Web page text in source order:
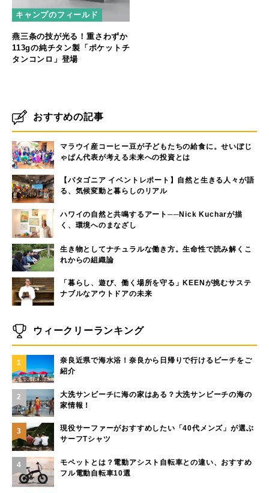
キャンプのフィールド
燕三条の技が光る！重さわずか
113gの純チタン製「ポケットチ
タンコンロ」登場
おすすめの記事
マラウイ産コーヒー豆が子どもたちの給食に。せいぼじ
ゃぱん代表が考える未来への投資とは
【パタゴニア イベントレポート】自然と生きる人々が語
る、気候変動と暮らしのリアル
ハワイの自然と共鳴するアート──Nick Kucharが描
く、環境へのまなざし
生き物としてナチュラルな働き方。生命性で読み解くこ
れからの組織論
「暮らし、遊び、働く場所を守る」KEENが挑むサステ
ナブルなアウトドアの未来
ウィークリーランキング
1
奈良近県で海水浴！奈良から日帰りで行けるビーチをご
紹介
2
大洗サンビーチに海の家はある？大洗サンビーチの海の
家情報！
3
現役サーファーがおすすめしたい「40代メンズ」が選ぶ
サーフTシャツ
4
モペットとは？電動アシスト自転車との違い、おすすめ
フル電動自転車10選